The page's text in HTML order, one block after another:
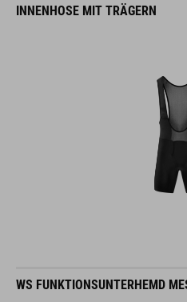
INNENHOSE MIT TRÄGERN
WS FUNKTIONSUNTERHEMD